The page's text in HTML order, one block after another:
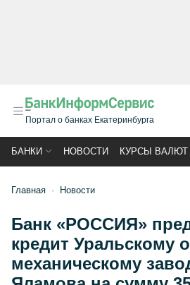
Портал о банках Екатеринбурга
БАНКИ НОВОСТИ КУРСЫ ВАЛЮТ
Главная Новости
Банк «РОССИЯ»
кредит Уральскому
механическому